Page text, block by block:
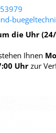
die Uhr
Ihnen
Uhr zur